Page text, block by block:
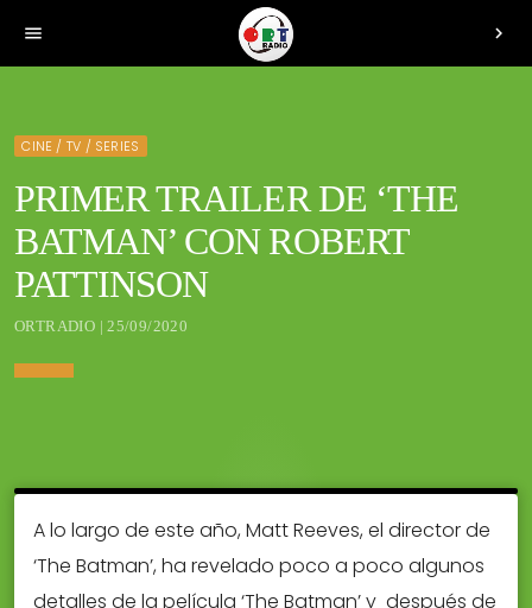
menu chevron_right
CINE / TV / SERIES
PRIMER TRAILER DE ‘THE
BATMAN’ CON ROBERT
PATTINSON
ORTRADIO | 25/09/2020
A lo largo de este año, Matt Reeves, el director de
‘The Batman’, ha revelado poco a poco algunos
detalles de la película ‘The Batman’ y después de